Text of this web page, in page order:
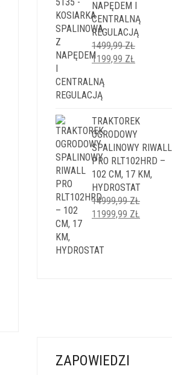
NAPĘDEM I
CENTRALNĄ
REGULACJĄ
1499,99ZŁ
PIERWOTNA
WYNOSIŁA:
1499,99 ZŁ.
1199,99 ZŁ
TRAKTOREK
OGRODOWY
SPALINOWY RIWALL
PRO RLT102HRD –
102 CM, 17 KM,
HYDROSTAT
14999,99ZŁ
PIERWOTNA
14999,99 ZŁ.
11999,99 ZŁ
ZAPOWIEDZI